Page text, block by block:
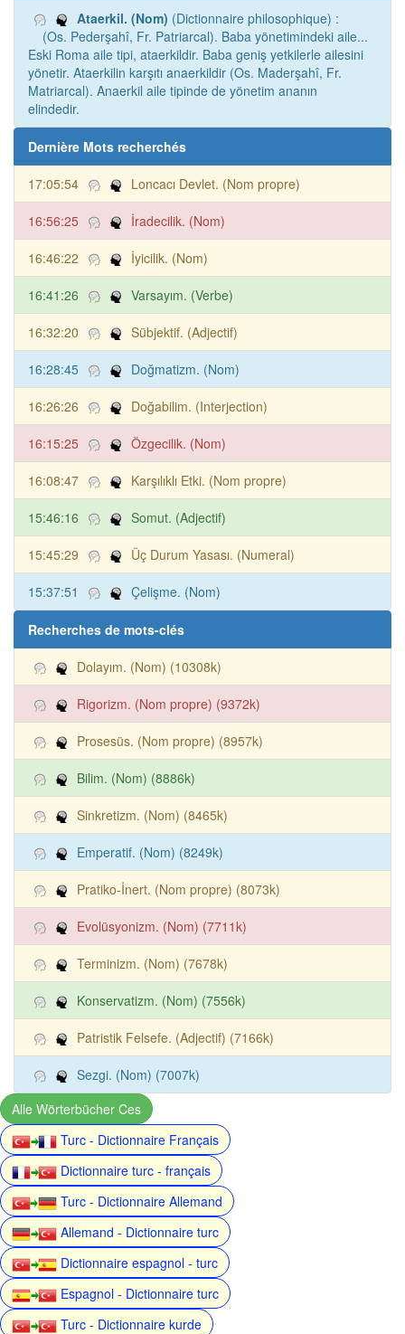
Ataerkil. (Nom) (Dictionnaire philosophique) :
(Os. Pederşahî, Fr. Patriarcal). Baba yönetimindeki aile...
Eski Roma aile tipi, ataerkildir. Baba geniş yetkilerle ailesini
yönetir. Ataerkilin karşıtı anaerkildir (Os. Maderşahî, Fr.
Matriarcal). Anaerkil aile tipinde de yönetim ananın
elindedir.
Dernière Mots recherchés
17:05:54 Loncacı Devlet. (Nom propre)
16:56:25 İradecilik. (Nom)
16:46:22 İyicilik. (Nom)
16:41:26 Varsayım. (Verbe)
16:32:20 Sübjektif. (Adjectif)
16:28:45 Doğmatizm. (Nom)
16:26:26 Doğabilim. (Interjection)
16:15:25 Özgecilik. (Nom)
16:08:47 Karşılıklı Etki. (Nom propre)
15:46:16 Somut. (Adjectif)
15:45:29 Üç Durum Yasası. (Numeral)
15:37:51 Çelişme. (Nom)
Recherches de mots-clés
Dolayım. (Nom) (10308k)
Rigorizm. (Nom propre) (9372k)
Prosesüs. (Nom propre) (8957k)
Bilim. (Nom) (8886k)
Sinkretizm. (Nom) (8465k)
Emperatif. (Nom) (8249k)
Pratiko-İnert. (Nom propre) (8073k)
Evolüsyonizm. (Nom) (7711k)
Terminizm. (Nom) (7678k)
Konservatizm. (Nom) (7556k)
Patristik Felsefe. (Adjectif) (7166k)
Sezgi. (Nom) (7007k)
Alle Wörterbücher Ces
Turc - Dictionnaire Français
Dictionnaire turc - français
Turc - Dictionnaire Allemand
Allemand - Dictionnaire turc
Dictionnaire espagnol - turc
Espagnol - Dictionnaire turc
Turc - Dictionnaire kurde